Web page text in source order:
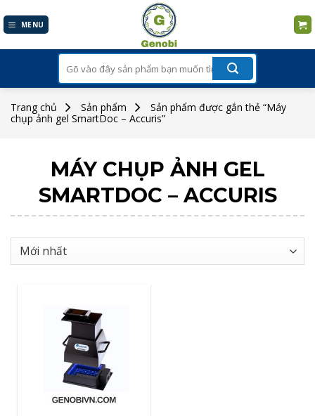
to
MENU
kiếm:
Trang chủ Sản phẩm
Sản phẩm được gắn thẻ “Máy
chụp ảnh gel SmartDoc – Accuris”
MÁY CHỤP ẢNH GEL
SMARTDOC – ACCURIS